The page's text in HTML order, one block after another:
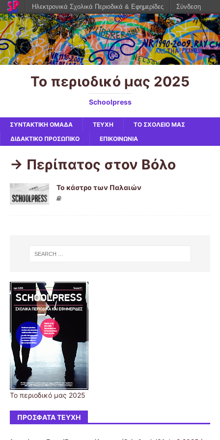
Το περιοδικό μας 2025
Schoolpress
ΣΥΝΤΑΚΤΙΚΗ ΟΜΑΔΑ ΤΕΥΧΗ
ΤΟ ΣΧΟΛΕΙΟ ΜΑΣ
ΔΙΔΑΚΤΙΚΟ ΠΡΟΣΩΠΙΚΟ
ΕΠΙΚΟΙΝΩΝΙΑ
-> Περίπατος στον Βόλο
Το κάστρο των Παλαιών
Το περιοδικό μας 2025
ΠΡΌΣΦΑΤΑ ΤΕΎΧΗ
Ηλεκτρονικά Σχολικά Περιοδικά & Εφημερίδες Σύνδεση